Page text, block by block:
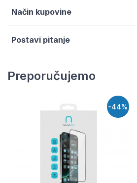
Način kupovine
Postavi pitanje
Preporučujemo
-44%